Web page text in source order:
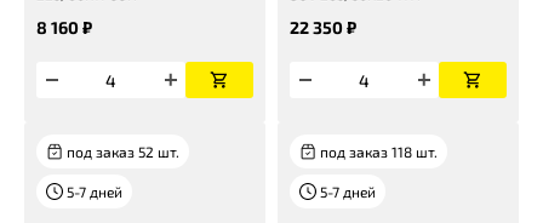
8 160 ₽ 22 350 ₽
под заказ 52 шт.
5-7 дней
под заказ 118 шт.
5-7 дней